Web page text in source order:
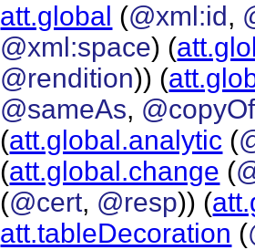
att.global (@xml:id,
@xml:space) (
@rendition)) (
@sameAs, @copyOf
(att.global.analytic (
(att.global.change (
(@cert, @resp)) (
att.tableDecoration (